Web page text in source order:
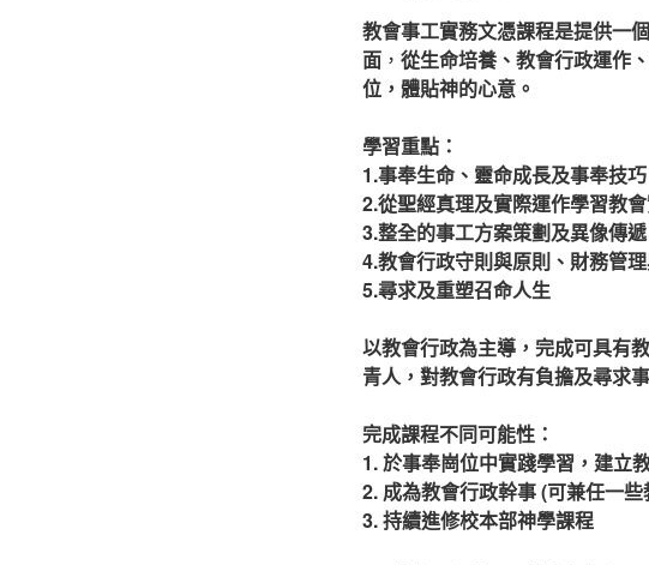
教會事工實務文憑課程是提供一
面 ， 從生命培養、教會行政運作
位，體貼神的心意。
學習重點：
1.事奉生命、 靈命成長及事奉技巧
2.從聖經真理及實際運作學習教
3.整全的事工方案策劃及異像傳遞
4.教會行政守則與原則、財務管
5.尋求及重塑召命人生
以教會行政為主導，完成可具有
青人，對教會行政有負擔及尋求
完成課程不同可能性：
1. 於事奉崗位中實踐學習，建立
2. 成為教會行政幹事 (可兼任一
3. 持續進修校本部神學課程